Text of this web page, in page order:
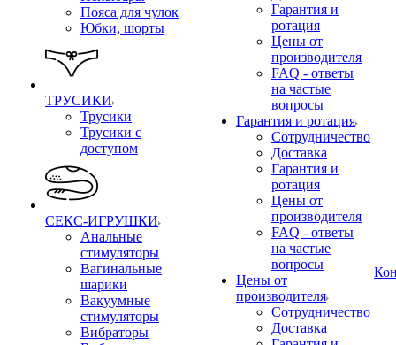
Пояса для чулок
Юбки, шорты
ТРУСИКИ
Трусики
Трусики с
доступом
СЕКС-ИГРУШКИ
Анальные
стимуляторы
Вагинальные
шарики
Вакуумные
стимуляторы
Вибраторы
Гарантия и
ротация
Цены от
производителя
FAQ - ответы
на частые
вопросы
Гарантия и ротация
Сотрудничество
Доставка
Гарантия и
ротация
Цены от
производителя
FAQ - ответы
на частые
вопросы
Цены от
производителя
Сотрудничество
Доставка